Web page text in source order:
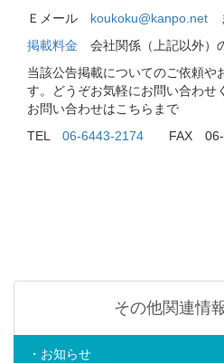
Ｅメール koukoku@kanpo.net
掲載料金 会社関係（上記以外）
当該公告掲載についてのご依頼や
す。どうぞお気軽にお問い合わせ
お問い合わせはこちらまで
TEL 06-6443-2174 FAX 06-
その他関連情
・お知らせ